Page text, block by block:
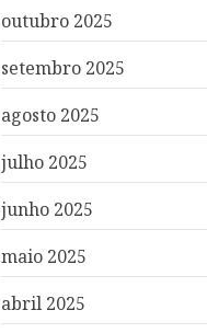
outubro 2025
setembro 2025
agosto 2025
julho 2025
junho 2025
maio 2025
abril 2025